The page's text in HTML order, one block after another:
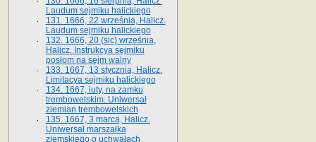
Laudum sejmiku halickiego
131. 1666, 22 września, Halicz.
Laudum sejmiku halickiego
132. 1666, 20 (sic) września,
Halicz. Instrukcya sejmiku
posłom na sejm walny
133. 1667, 13 stycznia, Halicz.
Limitacya sejmiku halickiego
134. 1667, luty, na zamku
trembowelskim. Uniwersał
ziemian trembowelskich
135. 1667, 3 marca, Halicz.
Uniwersał marszałka
ziemskiego o uchwałach